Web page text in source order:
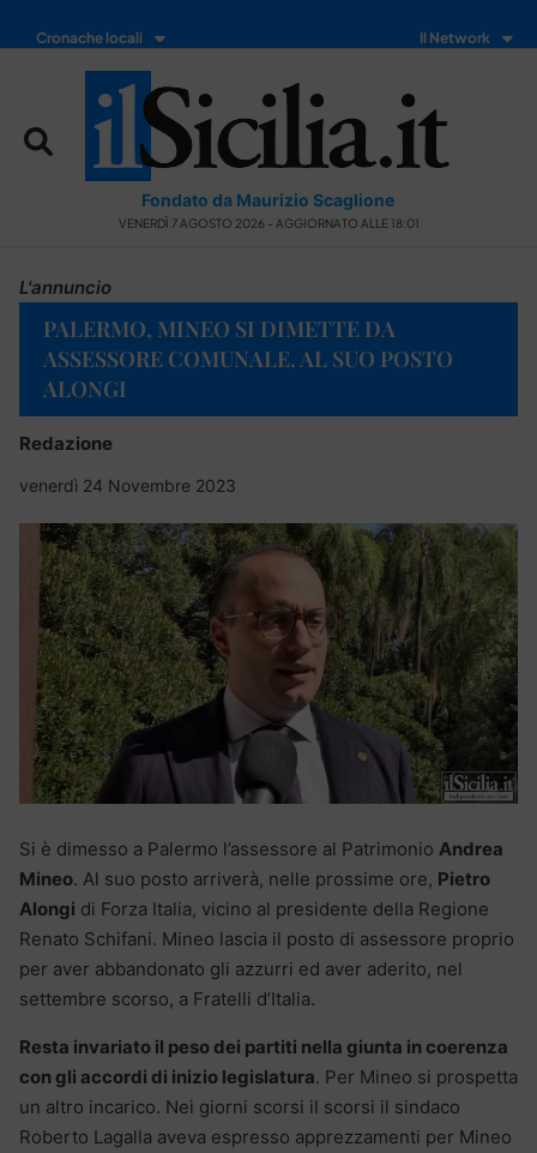
Cronache locali Il Network
Fondato da Maurizio Scaglione
VENERDÌ 7 AGOSTO 2026 - AGGIORNATO ALLE 18:01
L'annuncio
PALERMO, MINEO SI DIMETTE DA
ASSESSORE COMUNALE. AL SUO POSTO
ALONGI
Redazione
venerdì 24 Novembre 2023
Si è dimesso a Palermo l’assessore al Patrimonio Andrea
Mineo. Al suo posto arriverà, nelle prossime ore, Pietro
Alongi di Forza Italia, vicino al presidente della Regione
Renato Schifani. Mineo lascia il posto di assessore proprio
per aver abbandonato gli azzurri ed aver aderito, nel
settembre scorso, a Fratelli d’Italia.
Resta invariato il peso dei partiti nella giunta in coerenza
con gli accordi di inizio legislatura. Per Mineo si prospetta
un altro incarico. Nei giorni scorsi il scorsi il sindaco
Roberto Lagalla aveva espresso apprezzamenti per Mineo